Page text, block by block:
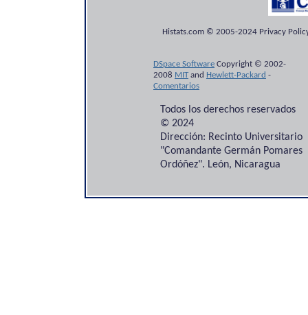
Histats.com © 2005-2024 Privacy
DSpace Software Copyright © 2002-
2008 MITand Hewlett-Packard -
Comentarios
Todos los derechos reservados
© 2024
Dirección: Recinto Universitario
"Comandante Germán Pomares
Ordóñez". León, Nicaragua